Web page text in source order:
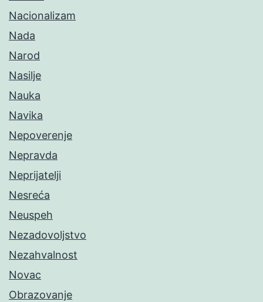
Nacionalizam
Nada
Narod
Nasilje
Nauka
Navika
Nepoverenje
Nepravda
Neprijatelji
Nesreća
Neuspeh
Nezadovoljstvo
Nezahvalnost
Novac
Obrazovanje